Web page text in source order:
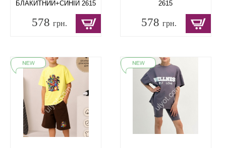
БЛАКИТНИЙ+СИНІЙ 2615
578 грн.
2615
578грн.